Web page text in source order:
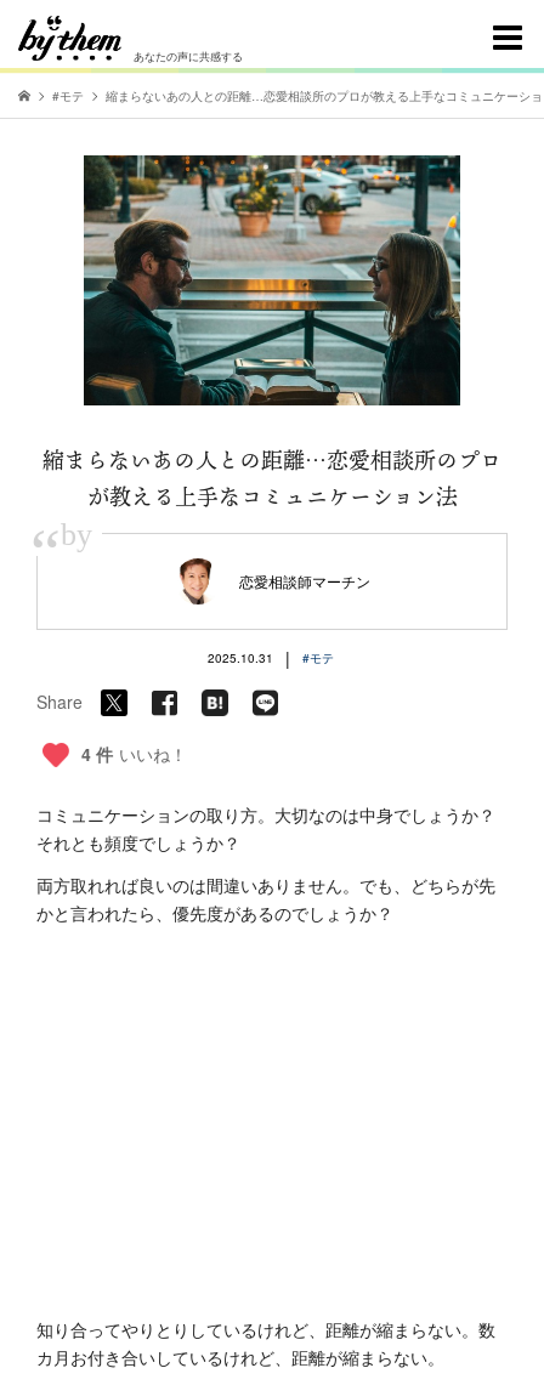
あなたの声に共感する
#モテ 縮まらないあの人との距離…恋愛相談所のプロが教える上手なコミュニケーシ
縮まらないあの人との距離…恋愛相談所のプロ
が教える上手なコミュニケーション法
“by
恋愛相談師マーチン
2025.10.31 | #モテ
Share
4 件 いいね！
コミュニケーションの取り方。大切なのは中身でしょうか？
それとも頻度でしょうか？
両方取れれば良いのは間違いありません。でも、どちらが先
かと言われたら、優先度があるのでしょうか？
知り合ってやりとりしているけれど、距離が縮まらない。数
カ月お付き合いしているけれど、距離が縮まらない。